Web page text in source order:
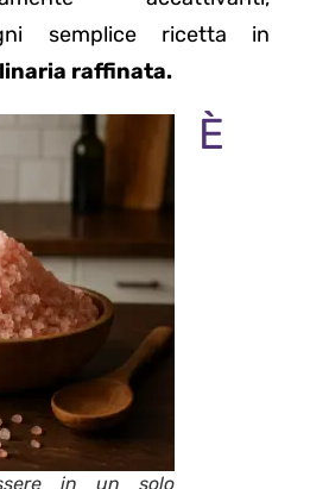
semplice ricetta in
raffinata.
in un solo
È